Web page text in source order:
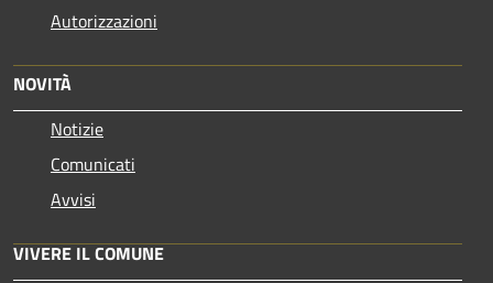
Autorizzazioni
NOVITÀ
Notizie
Comunicati
Avvisi
VIVERE IL COMUNE